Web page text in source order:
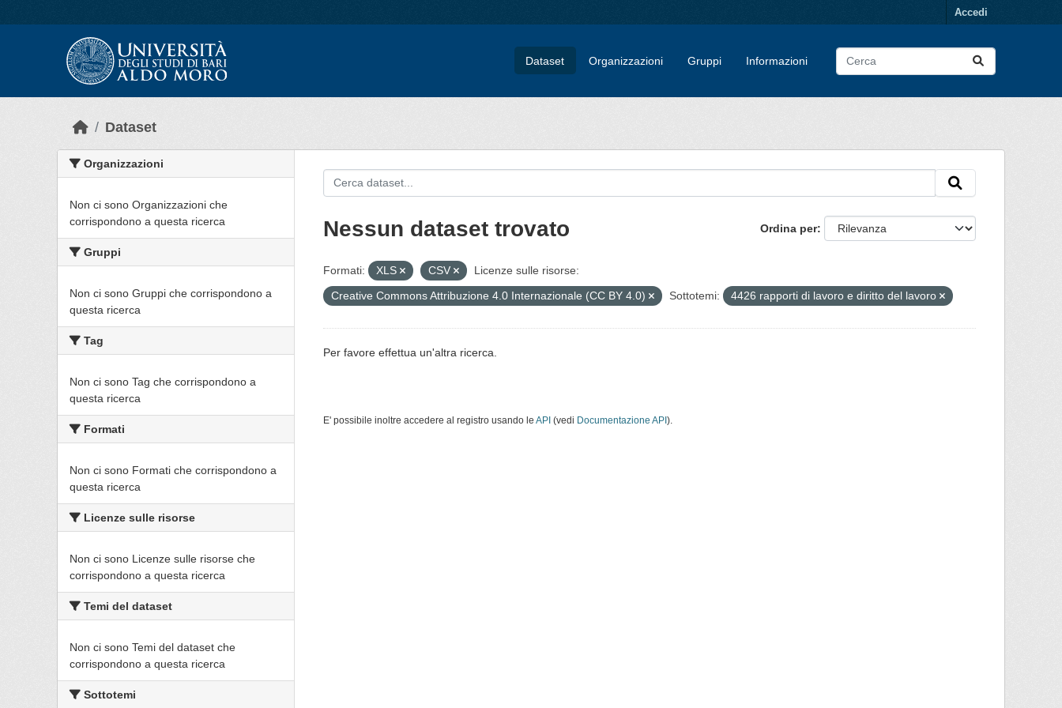
Accedi
Dataset Organizzazioni Gruppi Informazioni
Dataset
Organizzazioni
Non ci sono Organizzazioni che
corrispondono a questa ricerca
Gruppi
Non ci sono Gruppi che corrispondono a
questa ricerca
Tag
Non ci sono Tag che corrispondono a
questa ricerca
Formati
Non ci sono Formati che corrispondono a
questa ricerca
Licenze sulle risorse
Non ci sono Licenze sulle risorse che
corrispondono a questa ricerca
Temi del dataset
Non ci sono Temi del dataset che
corrispondono a questa ricerca
Sottotemi
Ordina per
Nessun dataset trovato
Formati: XLS CSV
Licenze sulle risorse:
Creative Commons Attribuzione 4.0 Internazionale (CC BY 4.0)
Sottotemi: 4426 rapporti di lavoro e diritto del lavoro
Per favore effettua un'altra ricerca.
E' possibile inoltre accedere al registro usando le API (vedi Documentazione API ).